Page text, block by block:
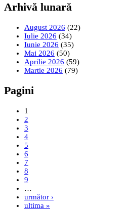
Arhivă lunară
August 2026 (22)
Iulie 2026 (34)
Iunie 2026 (35)
Mai 2026 (50)
Aprilie 2026 (59)
Martie 2026 (79)
Pagini
1
2
3
4
5
6
7
8
9
…
următor ›
ultima »